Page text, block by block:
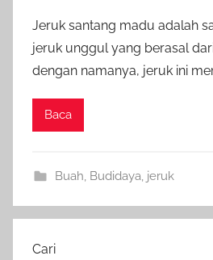
Jeruk santang madu adalah
jeruk unggul yang berasal
dengan namanya, jeruk ini
Baca
Buah Budidaya jeruk
Cari